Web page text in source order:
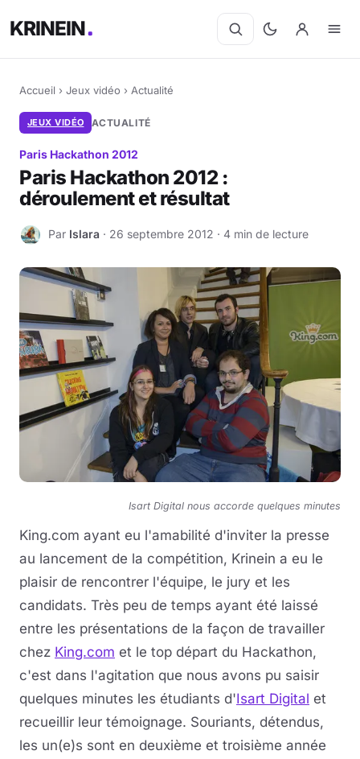
KRINEIN
Accueil › Jeux vidéo › Actualité
JEUX VIDÉO ACTUALITÉ
Paris Hackathon 2012
Paris Hackathon 2012 :
déroulement et résultat
I Par Islara · 26 septembre 2012 · 4 min de lecture
Isart Digital nous accorde quelques minutes
King.com ayant eu l'amabilité d'inviter la presse
au lancement de la compétition, Krinein a eu le
plaisir de rencontrer l'équipe, le jury et les
candidats. Très peu de temps ayant été laissé
entre les présentations de la façon de travailler
chez King.com et le top départ du Hackathon,
c'est dans l'agitation que nous avons pu saisir
quelques minutes les étudiants d'Isart Digital et
recueillir leur témoignage. Souriants, détendus,
les un(e)s sont en deuxième et troisième année